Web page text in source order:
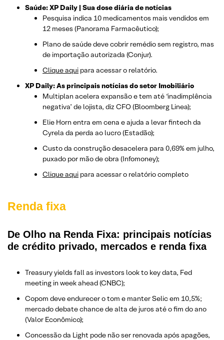
Saúde: XP Daily | Sua dose diária de notícias
Pesquisa indica 10 medicamentos mais vendidos em
12 meses (Panorama Farmacêutico);
Plano de saúde deve cobrir remédio sem registro, mas
de importação autorizada (Conjur).
Clique aqui para acessar o relatório.
XP Daily: As principais notícias do setor Imobiliário
Multiplan acelera expansão e tem até ‘inadimplência
negativa’ de lojista, diz CFO (Bloomberg Linea);
Elie Horn entra em cena e ajuda a levar fintech da
Cyrela da perda ao lucro (Estadão);
Custo da construção desacelera para 0,69% em julho,
puxado por mão de obra (Infomoney);
Clique aqui para acessar o relatório completo
Renda fixa
De Olho na Renda Fixa: principais notícias
de crédito privado, mercados e renda fixa
Treasury yields fall as investors look to key data, Fed
meeting in week ahead (CNBC);
Copom deve endurecer o tom e manter Selic em 10,5%;
mercado debate chance de alta de juros até o fim do ano
(Valor Econômico);
Concessão da Light pode não ser renovada após apagões,